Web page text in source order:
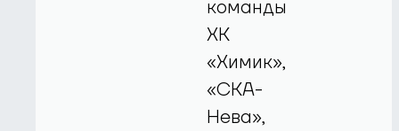
команды
ХК
«Химик»,
«СКА-
Нева»,